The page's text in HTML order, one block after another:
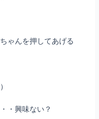
ゃんを押してあげる
・興味ない？